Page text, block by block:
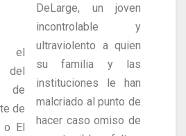
el
del
de
de
o El
DeLarge, un joven
incontrolable y
ultraviolento a quien
su familia y las
instituciones le han
malcriado al punto de
hacer caso omiso de